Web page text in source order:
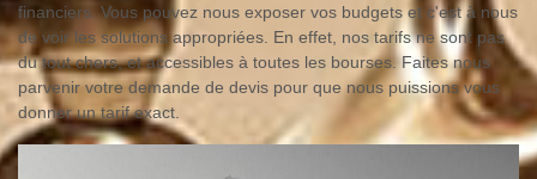
financiers. Vous pouvez nous exposer vos budgets et c'est à nous
de voir les solutions appropriées. En effet, nos tarifs ne sont pas
du tout chers, et accessibles à toutes les bourses. Faites nous
parvenir votre demande de devis pour que nous puissions vous
donner un tarif exact.